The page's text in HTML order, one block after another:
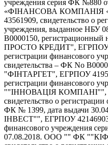
учреждения серия ФК №880
«ФІНАНСОВА КОМПАНІЯ
43561909, свидетельство о
учреждения, выданное НБУ
В0000150,
ПРОСТО КРЕДИТ", ЕГРПОУ
регистрации финансового
свидетельства – ФК No
"ФІНТАРГЕТ", ЕГРПОУ
регистрации финансового
""ІННОВАЦІЯ КОМПАНІ"",
свидетельство о
ФК № 1399, дата выдачи
ІНВЕСТ"", ЕГРПОУ 42146903,
финансового учреждения
07.08.2018. ООО "" ФК